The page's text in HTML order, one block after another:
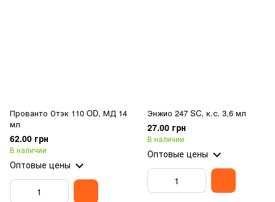
Прованто Отэк 110 OD, МД 14
мл
62.00 грн
В наличии
Оптовые цены
Энжио 247 SC, к.с. 3,6 мл
27.00 грн
В наличии
Оптовые цены